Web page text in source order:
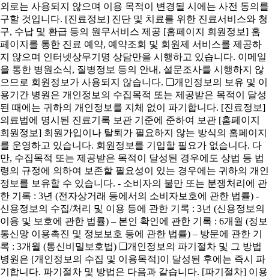
외로는 사용되지 않으며 이용 목적이 변경될 시에는 사전 동의를
구할 것입니다. [진료정보] 진단 및 치료를 위한 진료서비스와 청
구, 수납 및 환급 등의 원무서비스 제공 [홈페이지 회원정보] 홈
페이지를 통한 진료 예약, 예약조회 및 회원제 서비스를 제공하
지 않으며 인터넷상무기명 상담만을 시행하고 있습니다. 이메일
을 통한 병원소식, 질병정보 등의 안내, 설문조사를 시행하지 않
으므로 회원정보가 사용되지 않습니다. ❑개인정보의 보유 및 이
용기간 병원은 개인정보의 수집목적 또는 제공받은 목적이 달성
된 때에는 귀하의 개인정보를 지체 없이 파기합니다. [진료정보]
의료법에 명시된 진료기록 보관 기준에 준하여 보관 [홈페이지
회원정보] 회원가입이나 탈퇴가 필요하지 않는 방식의 홈페이지
를 운영하고 있습니다. 회원정보를 기입할 필요가 없습니다. 다
만, 수집목적 또는 제공받은 목적이 달성된 경우에도 상법 등 법
령의 규정에 의하여 보존할 필요성이 있는 경우에는 귀하의 개인
정보를 보유할 수 있습니다. - 소비자의 불만 또는 분쟁처리에 관
한 기록 : 3년 (전자상거래 등에서의 소비자보호에 관한 법률) -
신용정보의 수집/처리 및 이용 등에 관한 기록 : 3년 (신용정보의
이용 및 보호에 관한 법률) – 본인 확인에 관한 기록 : 6개월 (정보
통신망 이용촉진 및 정보보호 등에 관한 법률) – 방문에 관한 기
록 : 3개월 (통신비밀보호법) ❑개인정보의 파기절차 및 그 방법
병원은 [개인정보의 수집 및 이용목적]이 달성된 후에는 즉시 파
기합니다. 파기절차 및 방법은 다음과 같습니다. [파기절차] 이용